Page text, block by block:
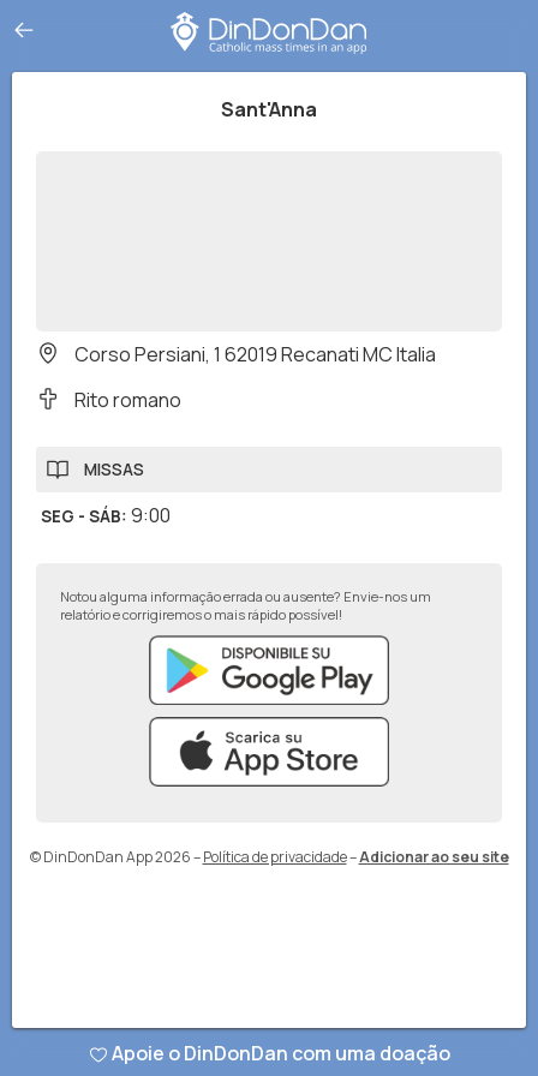
Sant'Anna
Corso Persiani, 1 62019 Recanati MC Italia
Rito romano
MISSAS
SEG - SÁB: 9:00
Notou alguma informação errada ou ausente? Envie-nos um
relatório e corrigiremos o mais rápido possível!
© DinDonDan App 2026– Política de privacidade–Adicionar ao seu site
Apoie o DinDonDan com uma doação